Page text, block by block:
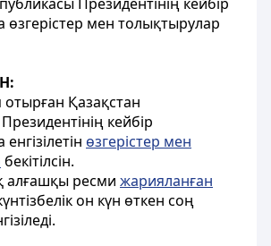
мен толықтырулар
отырған Қазақстан
кейбір
өзгерістер мен
бекітілсін.
ресми жарияланған
он күн өткен соң